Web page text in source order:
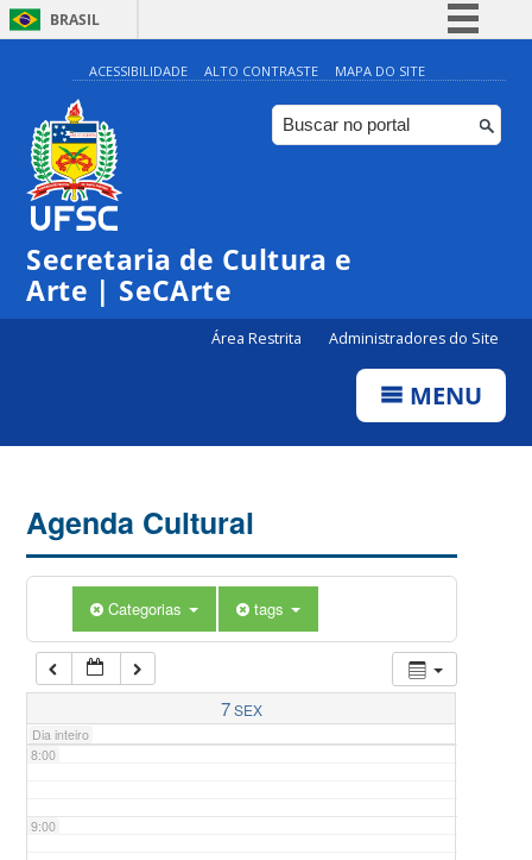
BRASIL
Simplifique!
Comunica BR
Participe
ACESSIBILIDADE ALTO CONTRASTE MAPA DO SITE
Secretaria de Cultura e
Arte | SeCArte
Área Restrita Administradores do Site
MENU
Agenda Cultural
Categorias tags
7SEX
Dia inteiro
0:00
1:00
5:00
7:00
8:00
9:00